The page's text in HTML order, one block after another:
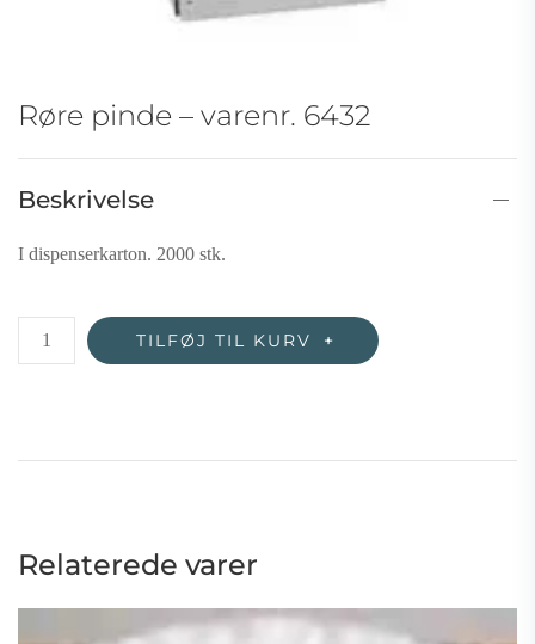
Røre pinde – varenr. 6432
Beskrivelse
I dispenserkarton. 2000 stk.
Røre
TILFØJ TIL KURV
Relaterede varer